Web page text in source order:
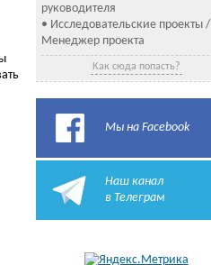
руководителя
• Исследовательские проекты /
Менеджер проекта
Как сюда попасть?
Мы на Facebook
Наш канал
в Телеграм